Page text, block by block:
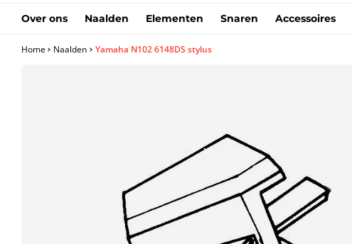
Over ons Naalden Elementen Snaren Accessoires
Home Naalden Yamaha N102 6148DS stylus